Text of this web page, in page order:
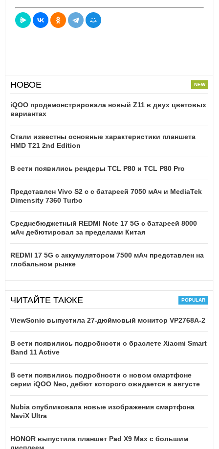
НОВОЕ
iQOO продемонстрировала новый Z11 в двух цветовых
вариантах
Стали известны основные характеристики планшета
HMD T21 2nd Edition
В сети появились рендеры TCL P80 и TCL P80 Pro
Представлен Vivo S2 с с батареей 7050 мАч и MediaTek
Dimensity 7360 Turbo
Среднебюджетный REDMI Note 17 5G с батареей 8000
мАч дебютировал за пределами Китая
REDMI 17 5G c аккумулятором 7500 мАч представлен на
глобальном рынке
ЧИТАЙТЕ ТАКЖЕ
ViewSonic выпустила 27-дюймовый монитор VP2768A-2
В сети появились подробности о браслете Xiaomi Smart
Band 11 Active
В сети появились подробности о новом смартфоне
серии iQOO Neo, дебют которого ожидается в августе
Nubia опубликовала новые изображения смартфона
NaviX Ultra
HONOR выпустила планшет Pad X9 Max с большим
дисплеем